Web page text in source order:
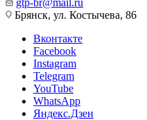
gtp-br@mail.ru
Брянск, ул. Костычева, 86
Вконтакте
Facebook
Instagram
Telegram
YouTube
WhatsApp
Яндекс.Дзен